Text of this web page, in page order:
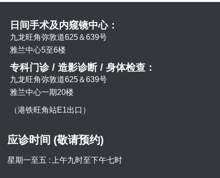
日间手术及内窥镜中心：
九龙旺角弥敦道625＆639号
雅兰中心5至6楼
专科门诊 / 造影诊断 / 身体检查：
九龙旺角弥敦道625＆639号
雅兰中心一期20楼
（港铁旺角站E1出口）
应诊时间 (敬请预约)
星期一至五 : 上午九时至下午七时